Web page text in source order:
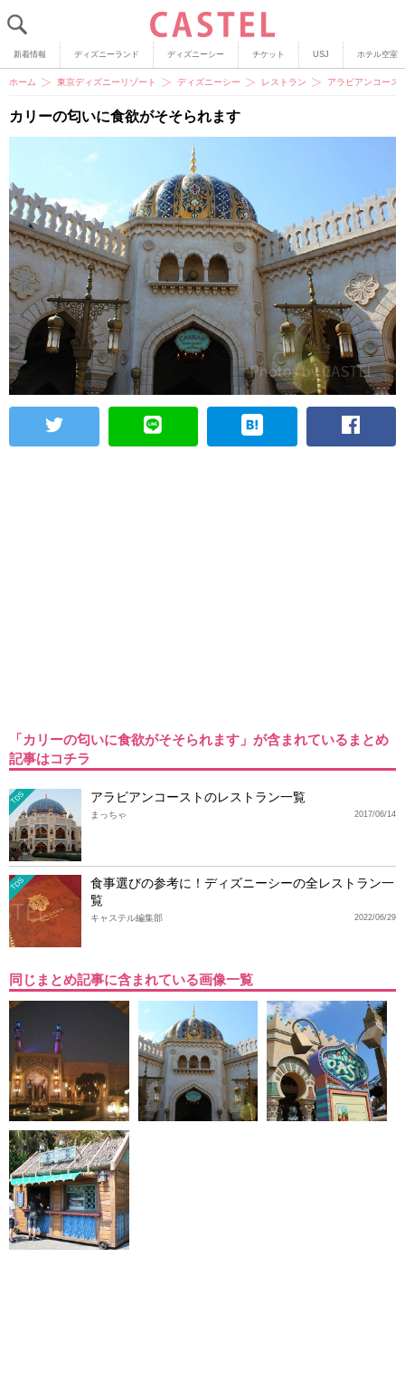
新着情報 ディズニーランド ディズニーシー チケット USJ ホテル空室
ホーム 東京ディズニーリゾート ディズニーシー レストラン アラビアンコース
カリーの匂いに食欲がそそられます
「カリーの匂いに食欲がそそられます」が含まれているまとめ
記事はコチラ
TDS アラビアンコーストのレストラン一覧
2017/06/14
まっちゃ
TDS
食事選びの参考に！ディズニーシーの全レストラン一
覧
2022/06/29
キャステル編集部
同じまとめ記事に含まれている画像一覧